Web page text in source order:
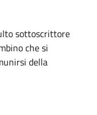
sottoscrittore
che si
della